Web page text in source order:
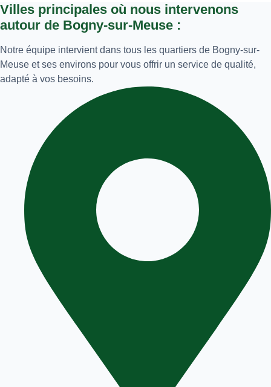
Villes principales où nous intervenons
autour de Bogny-sur-Meuse :
Notre équipe intervient dans tous les quartiers de Bogny-sur-
Meuse et ses environs pour vous offrir un service de qualité,
adapté à vos besoins.